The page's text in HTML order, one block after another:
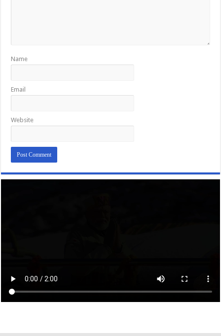
Name
Email
Website